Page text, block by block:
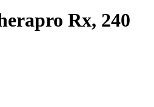
Rx, 240